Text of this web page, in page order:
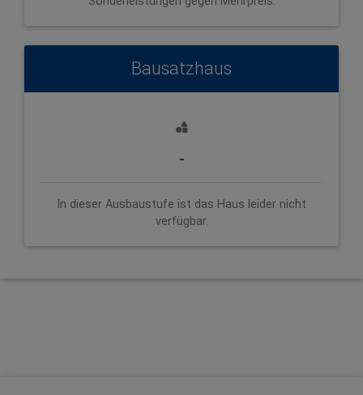
Bausatzhaus
-
In dieser Ausbaustufe ist das Haus leider nicht
verfügbar.